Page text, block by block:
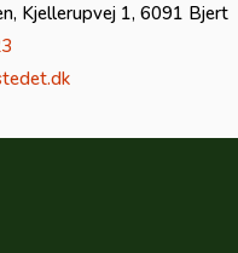
Kjellerupvej 1, 6091 Bjert